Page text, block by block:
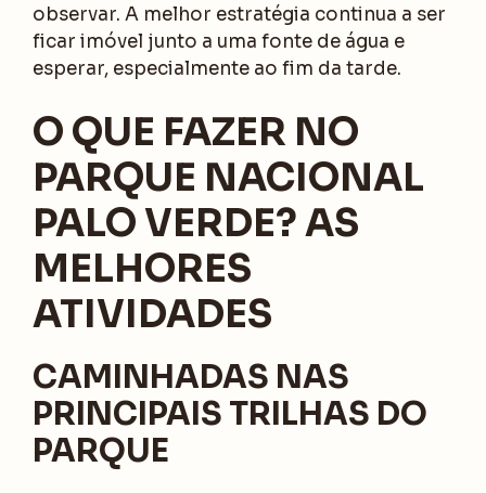
observar. A melhor estratégia continua a ser
ficar imóvel junto a uma fonte de água e
esperar, especialmente ao fim da tarde.
O QUE FAZER NO
PARQUE NACIONAL
PALO VERDE? AS
MELHORES
ATIVIDADES
CAMINHADAS NAS
PRINCIPAIS TRILHAS DO
PARQUE